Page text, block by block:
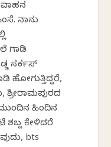
ನಾನು
ಗಾಡಿ
ಸರ್ಕಸ್
ಹೋಗುತ್ತಿದ್ದರೆ,
ಶ್ರೀರಾಮಪುರದ
ಹಿಂದಿನ
ಶಬ್ದ ಕೇಳಿದರೆ
bts